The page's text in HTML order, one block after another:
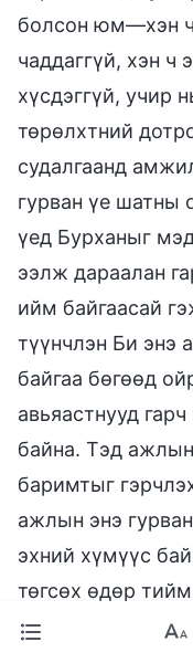
болсон юм—хэн ч
чаддаггүй, хэн ч
хүсдэггүй, учир
төрөлхтний
судалгаанд
гурван үе шатны
үед Бурханыг
ээлж дараалан
ийм байгаасай
түүнчлэн Би энэ
байгаа бөгөөд
авьяастнууд
байна. Тэд
баримтыг
ажлын энэ
эхний хүмүүс
төгсөх өдөр
юм уу эсвэл бие